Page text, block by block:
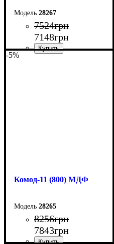
28267
7524грн
7148грн
-5%
Комод-11 (800) МДФ
28265
8256грн
7843грн